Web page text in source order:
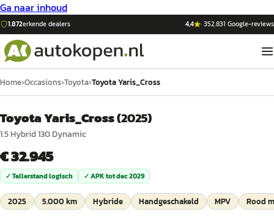
Ga naar inhoud
1.872erkende dealers 4,4 ·352.831 Google-reviews
Home›Occasions›Toyota›Toyota Yaris_Cross
Toyota Yaris_Cross(2025)
1.5 Hybrid 130 Dynamic
€ 32.945
✓ Tellerstand logisch ✓ APK totdec 2029
2025 5.000 km Hybride Handgeschakeld MPV Rood